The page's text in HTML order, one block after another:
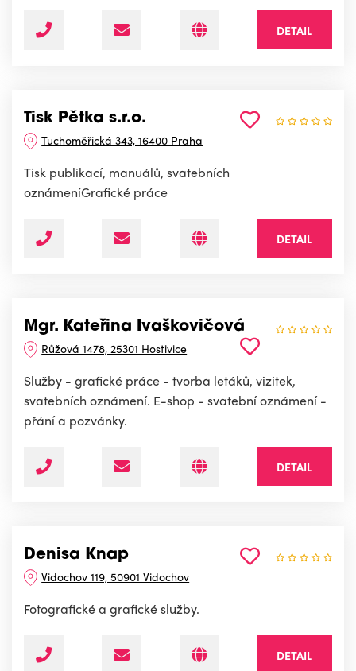
DETAIL
Tisk Pětka s.r.o.
Tuchoměřická 343, 16400 Praha
Tisk publikací, manuálů, svatebních
oznámeníGrafické práce
DETAIL
Mgr. Kateřina Ivaškovičová
Růžová 1478, 25301 Hostivice
Služby - grafické práce - tvorba letáků, vizitek,
svatebních oznámení. E-shop - svatební oznámení -
přání a pozvánky.
DETAIL
Denisa Knap
Vidochov 119, 50901 Vidochov
Fotografické a grafické služby.
DETAIL